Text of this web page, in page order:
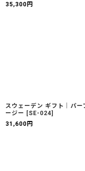
35,300 円
スウェーデン ギフト｜パー
ージー
[SE-024]
31,600 円